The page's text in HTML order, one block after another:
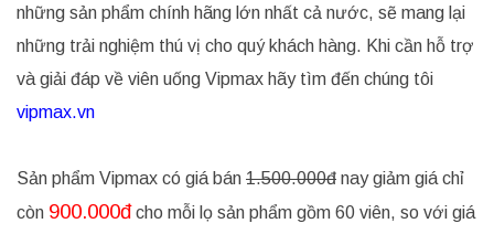
những sản phẩm chính hãng lớn nhất cả nước, sẽ mang lại
những trải nghiệm thú vị cho quý khách hàng. Khi cần hỗ trợ
và giải đáp về viên uống Vipmax hãy tìm đến chúng tôi
vipmax.vn
Sản phẩm Vipmax có giá bán 1.500.000đ nay giảm giá chỉ
còn 900.000đcho mỗi lọ sản phẩm gồm 60 viên, so với giá